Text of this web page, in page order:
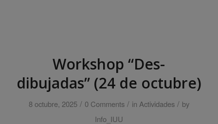
Workshop “Des-
dibujadas” (24 de octubre)
8 octubre, 2025 / 0 Comments / in Actividades / by
Info_IUU